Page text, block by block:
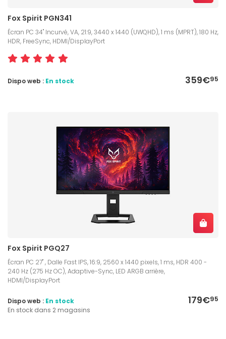
Fox Spirit PGN341
Écran PC 34" Incurvé, VA, 21:9, 3440 x 1440 (UWQHD), 1 ms (MPRT), 180 Hz,
HDR, FreeSync, HDMI/DisplayPort
359€95
Dispo web : En stock
Fox Spirit PGQ27
Écran PC 27" , Dalle Fast IPS, 16:9, 2560 x 1440 pixels, 1 ms, HDR 400 -
240 Hz (275 Hz OC), Adaptive-Sync, LED ARGB arrière,
HDMI/DisplayPort
179€95
Dispo web : En stock
En stock dans 2 magasins